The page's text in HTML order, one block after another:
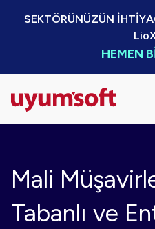
SEKTÖRÜNÜZÜN
HEMEN
Mali
Tabanlı ve